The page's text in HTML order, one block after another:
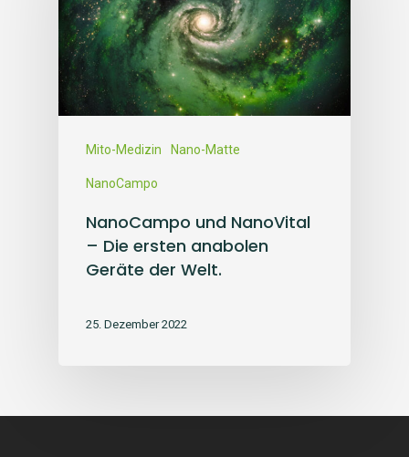
Mito-Medizin Nano-Matte
NanoCampo
NanoCampo und NanoVital
– Die ersten anabolen
Geräte der Welt.
25. Dezember 2022